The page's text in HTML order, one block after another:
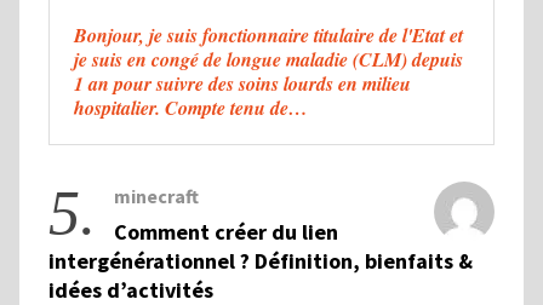
Bonjour, je suis fonctionnaire titulaire de l'Etat et
je suis en congé de longue maladie (CLM) depuis
1 an pour suivre des soins lourds en milieu
hospitalier. Compte tenu de…
5. minecraft
Comment créer du lien
intergénérationnel ? Définition, bienfaits &
idées d’activités